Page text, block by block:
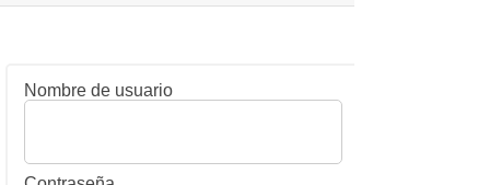
Nombre de usuario